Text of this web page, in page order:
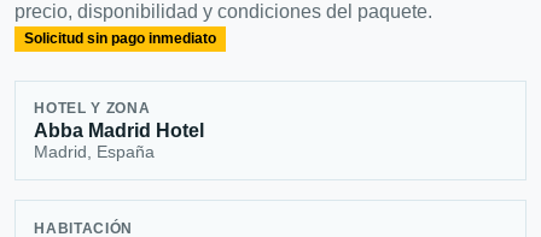
precio, disponibilidad y condiciones del paquete.
Solicitud sin pago inmediato
HOTEL Y ZONA
Abba Madrid Hotel
Madrid, España
HABITACIÓN